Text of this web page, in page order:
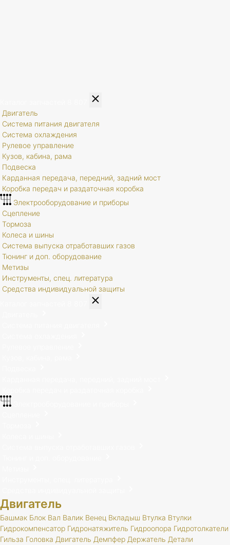
Двигатель
Система питания двигателя
Система охлаждения
Рулевое управление
Кузов, кабина, рама
Подвеска
Карданная передача, передний, задний мост
Коробка передач и раздаточная коробка
Электрооборудование и приборы
Сцепление
Тормоза
Колеса и шины
Система выпуска отработавших газов
Тюнинг и доп. оборудование
Метизы
Инструменты, спец. литература
Средства индивидуальной защиты
Двигатель
Башмак Блок Вал Валик Венец Вкладыш Втулка Втулки
Гидрокомпенсатор Гидронатяжитель Гидроопора Гидротолкатели
Гильза Головка Двигатель Демпфер Держатель Детали